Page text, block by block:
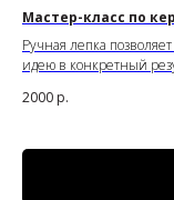
Мастер-класс по
Ручная лепка
идею в конкретный
2000 р.